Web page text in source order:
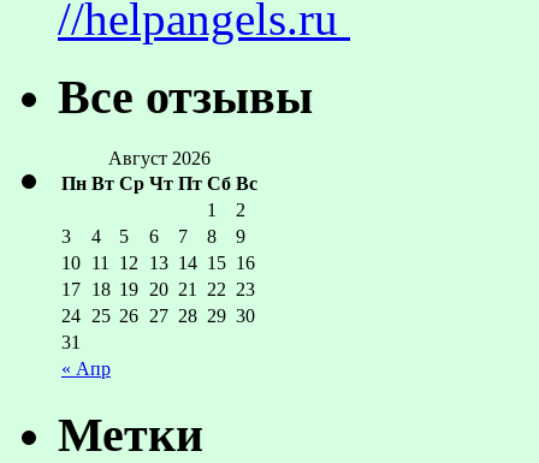
//helpangels.ru
Все отзывы
Август 2026
Пн Вт Ср Чт Пт Сб Вс
« Апр
1
2
3
4 5 6 7 8
9
10 11 12 13 14 15 16
17 18 19 20 21 22 23
24 25 26 27 28 29 30
31
Метки